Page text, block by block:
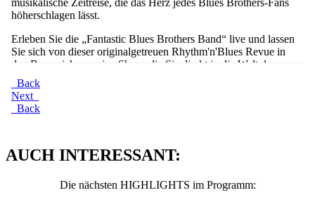
AUCH INTERESSANT:
Die nächsten HIGHLIGHTS im Programm: